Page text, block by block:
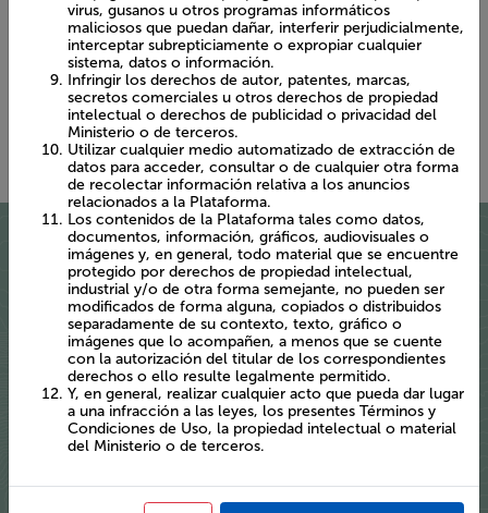
Visor regional
Cada territorio en Chile presenta una diversidad patrimonial
única, por lo que hemos construido un visor patrimonial por
cada región, ¡te invitamos a descubrirla!
Quiénes somos
La puesta en marcha del Ministerio de las Culturas, las Artes
y el Patrimonio en 2018 a partir de la Ley 21.045, nos invita a
una integración de los registros relacionados con el
patrimonio cultural y natural, que se manifiesta en esta
visitante responderá de los daños causados por el
incumplimiento de estos Términos y Condiciones de
Uso o de las leyes.
Propagar o facilitar la propagación, de cualquier tipo de
virus, gusanos u otros programas informáticos
maliciosos que puedan dañar, interferir perjudicialmente,
interceptar subrepticiamente o expropiar cualquier
sistema, datos o información.
Infringir los derechos de autor, patentes, marcas,
secretos comerciales u otros derechos de propiedad
intelectual o derechos de publicidad o privacidad del
Ministerio o de terceros.
Utilizar cualquier medio automatizado de extracción de
datos para acceder, consultar o de cualquier otra forma
de recolectar información relativa a los anuncios
relacionados a la Plataforma.
Los contenidos de la Plataforma tales como datos,
documentos, información, gráficos, audiovisuales o
imágenes y, en general, todo material que se encuentre
protegido por derechos de propiedad intelectual,